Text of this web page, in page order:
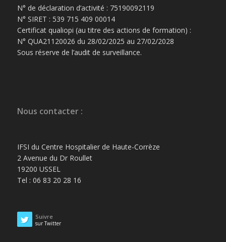
N° de déclaration d’activité : 75190092119
N° SIRET : 539 715 409 00014
Certificat qualiopi (au titre des actions de formation) :
N° QUA21120026 du 28/02/2025 au 27/02/2028
Sous réserve de l’audit de surveillance.
Nous contacter :
IFSI du Centre Hospitalier de Haute-Corrèze
2 Avenue du Dr Roullet
19200 USSEL
Tel : 06 83 20 28 16
Suivre
sur Twitter